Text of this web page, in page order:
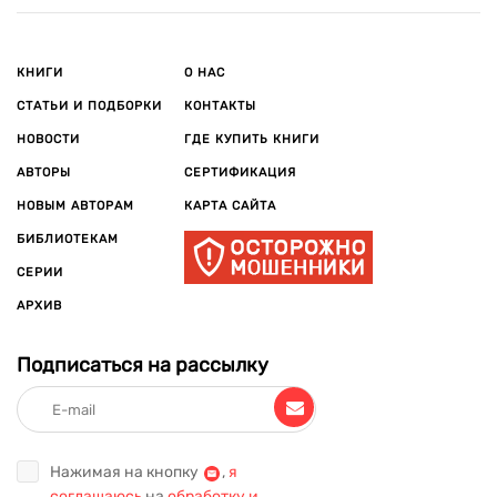
КНИГИ
СТАТЬИ И ПОДБОРКИ
НОВОСТИ
АВТОРЫ
НОВЫМ АВТОРАМ
БИБЛИОТЕКАМ
СЕРИИ
АРХИВ
О НАС
КОНТАКТЫ
ГДЕ КУПИТЬ КНИГИ
СЕРТИФИКАЦИЯ
КАРТА САЙТА
Подписаться на рассылку
Нажимая на кнопку , я